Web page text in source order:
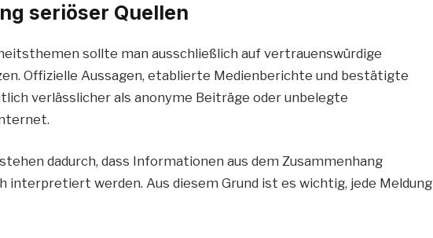
seriöser Quellen
sollte man ausschließlich auf vertrauenswürdige
Offizielle Aussagen, etablierte Medienberichte und bestätigte
verlässlicher als anonyme Beiträge oder unbelegte
dadurch, dass Informationen aus dem Zusammenhang
interpretiert werden. Aus diesem Grund ist es wichtig, jede Meldung